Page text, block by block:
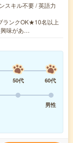
スキル不要 / 英語力
ランクOK★10名以上
興味があ…
50代
60代
男性